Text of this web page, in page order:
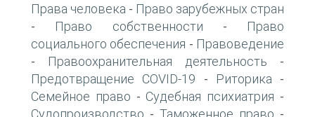
Права человека - Право зарубежных стран
- Право собственности -
Право
социального обеспечения - Правоведение
- Правоохранительная деятельность -
Предотвращение COVID-19 - Риторика -
Семейное право - Судебная психиатрия -
Судопроизводство Таможенное право